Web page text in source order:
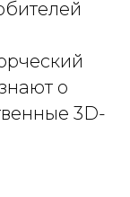
о
3D-